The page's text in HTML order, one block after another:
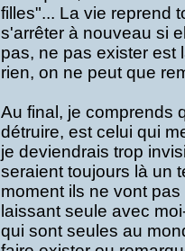
filles"... La vie reprend
s'arrêter à nouveau si
pas, ne pas exister est
rien, on ne peut que
Au final, je comprends
détruire, est celui qui
je deviendrais trop
seraient toujours là un
moment ils ne vont
laissant seule avec
qui sont seules au